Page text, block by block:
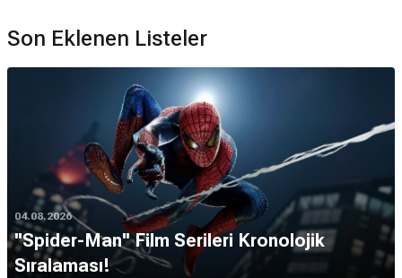
Son Eklenen Listeler
04.08.2026
''Spider-Man'' Film Serileri Kronolojik
Sıralaması!